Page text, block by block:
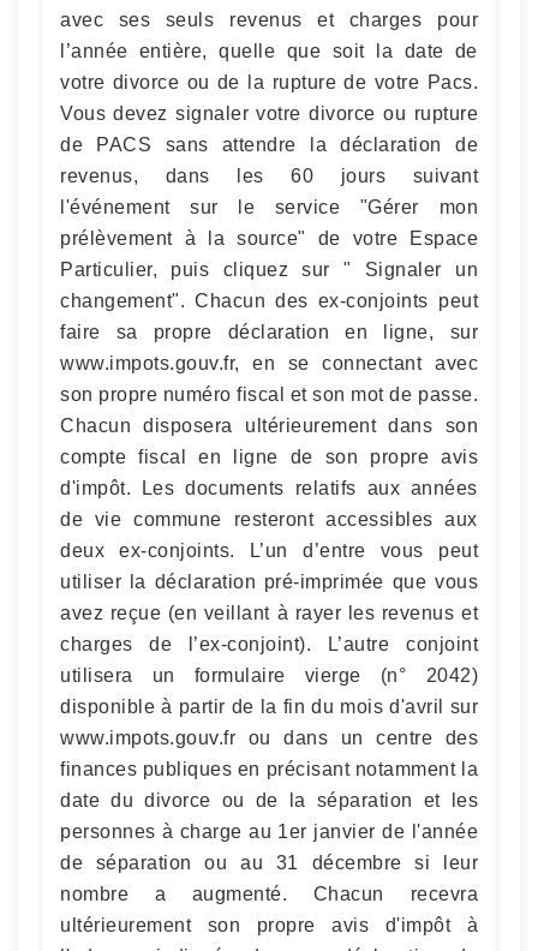
avec ses seuls revenus et charges pour
l’année entière, quelle que soit la date de
votre divorce ou de la rupture de votre Pacs.
Vous devez signaler votre divorce ou rupture
de PACS sans attendre la déclaration de
revenus, dans les 60 jours suivant
l'événement sur le service "Gérer mon
prélèvement à la source" de votre Espace
Particulier, puis cliquez sur " Signaler un
changement". Chacun des ex-conjoints peut
faire sa propre déclaration en ligne, sur
www.impots.gouv.fr, en se connectant avec
son propre numéro fiscal et son mot de passe.
Chacun disposera ultérieurement dans son
compte fiscal en ligne de son propre avis
d'impôt. Les documents relatifs aux années
de vie commune resteront accessibles aux
deux ex-conjoints. L’un d’entre vous peut
utiliser la déclaration pré-imprimée que vous
avez reçue (en veillant à rayer les revenus et
charges de l’ex-conjoint). L’autre conjoint
utilisera un formulaire vierge (n° 2042)
disponible à partir de la fin du mois d'avril sur
www.impots.gouv.fr ou dans un centre des
finances publiques en précisant notamment la
date du divorce ou de la séparation et les
personnes à charge au 1er janvier de l'année
de séparation ou au 31 décembre si leur
nombre a augmenté. Chacun recevra
ultérieurement son propre avis d'impôt à